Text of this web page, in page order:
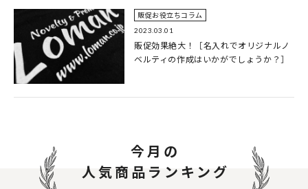
2023.03.01
販促お役立ちコラム
販促効果絶大！［名入れでオリジナルノ
ベルティの作成はいかがでしょうか？］
今月の
人気商品ランキング